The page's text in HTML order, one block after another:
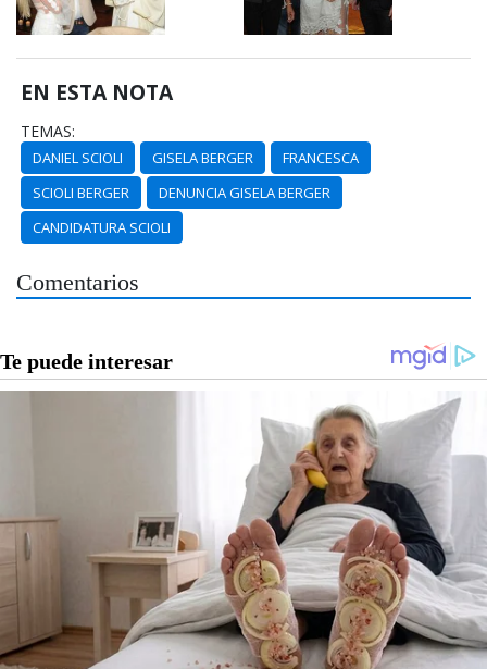
EN ESTA NOTA
TEMAS:
DANIEL SCIOLI GISELA BERGER
FRANCESCA
SCIOLI BERGER
DENUNCIA GISELA BERGER
CANDIDATURA SCIOLI
Comentarios